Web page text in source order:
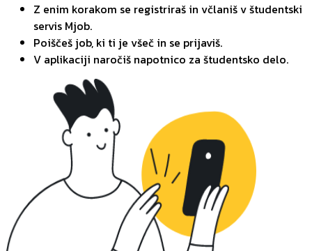
Z enim korakom se registriraš in včlaniš v študentski
servis Mjob.
Poiščeš job, ki ti je všeč in se prijaviš.
V aplikaciji naročiš napotnico za študentsko delo.